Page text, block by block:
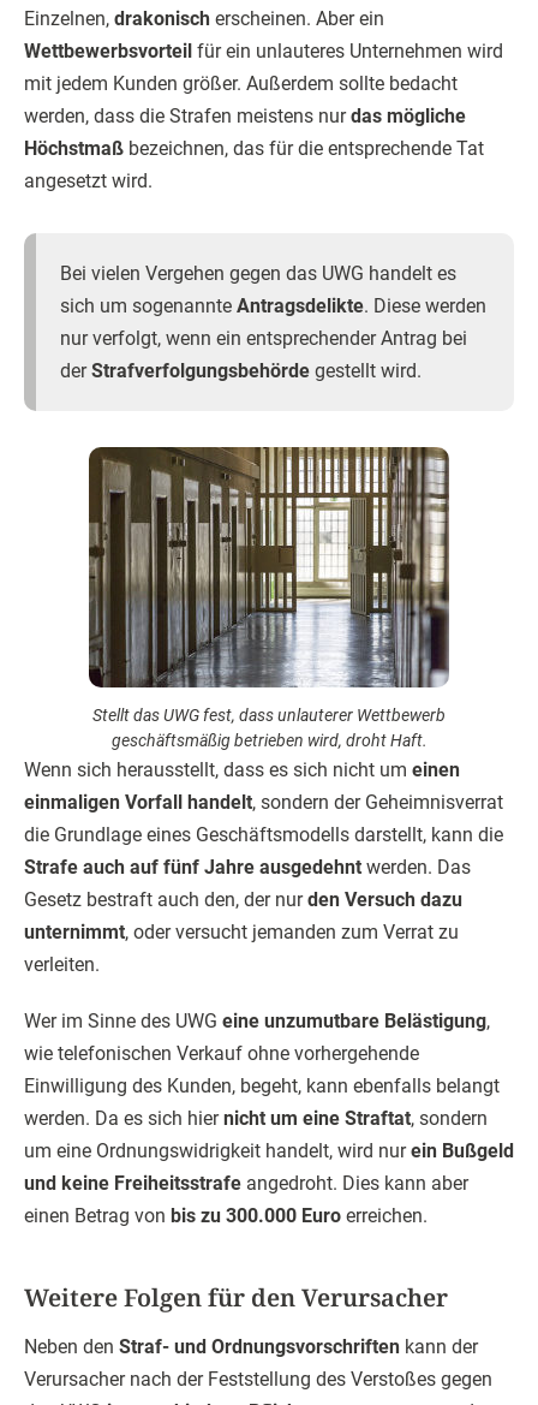
Einzelnen, drakonisch erscheinen. Aber ein
Wettbewerbsvorteil für ein unlauteres Unternehmen wird
mit jedem Kunden größer. Außerdem sollte bedacht
werden, dass die Strafen meistens nurdas mögliche
Höchstmaß bezeichnen, das für die entsprechende Tat
angesetzt wird.
Bei vielen Vergehen gegen das UWG handelt es
sich um sogenannte Antragsdelikte. Diese werden
nur verfolgt, wenn ein entsprechender Antrag bei
derStrafverfolgungsbehörde gestellt wird.
Stellt das UWG fest, dass unlauterer Wettbewerb
geschäftsmäßig betrieben wird, droht Haft.
Wenn sich herausstellt, dass es sich nicht um einen
einmaligen Vorfall handelt, sondern der Geheimnisverrat
die Grundlage eines Geschäftsmodells darstellt, kann die
Strafe auch auf fünf Jahre ausgedehnt werden. Das
Gesetz bestraft auch den, der nurden Versuch dazu
unternimmt, oder versucht jemanden zum Verrat zu
verleiten.
Wer im Sinne des UWG eine unzumutbare Belästigung,
wie telefonischen Verkauf ohne vorhergehende
Einwilligung des Kunden, begeht, kann ebenfalls belangt
werden. Da es sich hiernicht um eine Straftat, sondern
um eine Ordnungswidrigkeit handelt, wird nurein Bußgeld
und keine Freiheitsstrafe angedroht. Dies kann aber
einen Betrag von bis zu 300.000 Euro erreichen.
Weitere Folgen für den Verursacher
Neben den Straf- und Ordnungsvorschriften kann der
Verursacher nach der Feststellung des Verstoßes gegen